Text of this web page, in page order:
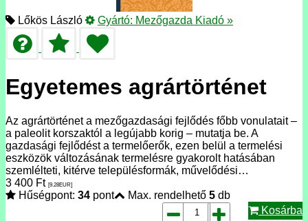
Lőkös László Gyártó: Mezőgazda Kiadó »
Egyetemes agrártörténet
Az agrártörténet a mezőgazdasági fejlődés főbb vonulatait –
a paleolit korszaktól a legújabb korig – mutatja be. A
gazdasági fejlődést a termelőerők, ezen belül a termelési
eszközök változásának termelésre gyakorolt hatásában
szemlélteti, kitérve településformák, művelődési…
3 400 Ft [9.28EUR]
Hűségpont: 34 pont Max. rendelhető 5 db
Kosárba